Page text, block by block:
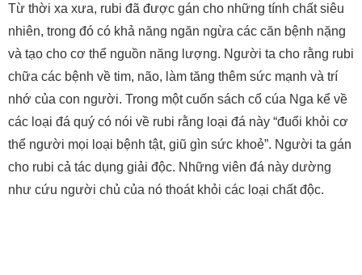
Từ thời xa xưa, rubi đã được gán cho những tính chất siêu
nhiên, trong đó có khả năng ngăn ngừa các căn bệnh nặng
và tạo cho cơ thể nguồn năng lượng. Người ta cho rằng rubi
chữa các bệnh về tim, não, làm tăng thêm sức mạnh và trí
nhớ của con người. Trong một cuốn sách cổ cúa Nga kể về
các loại đá quý có nói về rubi rằng loại đá này “đuổi khỏi cơ
thể người mọi loại bệnh tật, giũ gìn sức khoẻ”. Người ta gán
cho rubi cả tác dụng giải độc. Những viên đá này dường
như cứu người chủ của nó thoát khỏi các loại chất độc.